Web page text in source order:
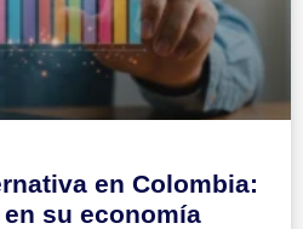
en Colombia:
su economía